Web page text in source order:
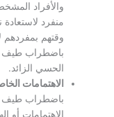
والأفراد
منفرد
وقتهم بمفردهم
باضطراب طيف
الحسي الزائد.
الاهتمامات
باضطراب طيف
الاهتمامات أو